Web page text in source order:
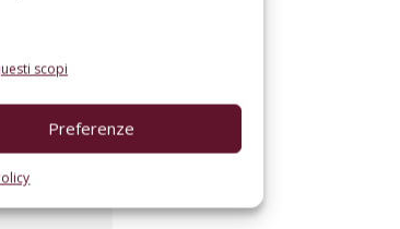
scopi
Preferenze
con
Green